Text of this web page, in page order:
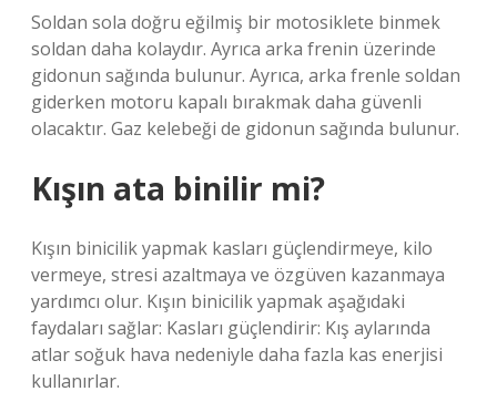
Soldan sola doğru eğilmiş bir motosiklete binmek
soldan daha kolaydır. Ayrıca arka frenin üzerinde
gidonun sağında bulunur. Ayrıca, arka frenle soldan
giderken motoru kapalı bırakmak daha güvenli
olacaktır. Gaz kelebeği de gidonun sağında bulunur.
Kışın ata binilir mi?
Kışın binicilik yapmak kasları güçlendirmeye, kilo
vermeye, stresi azaltmaya ve özgüven kazanmaya
yardımcı olur. Kışın binicilik yapmak aşağıdaki
faydaları sağlar: Kasları güçlendirir: Kış aylarında
atlar soğuk hava nedeniyle daha fazla kas enerjisi
kullanırlar.